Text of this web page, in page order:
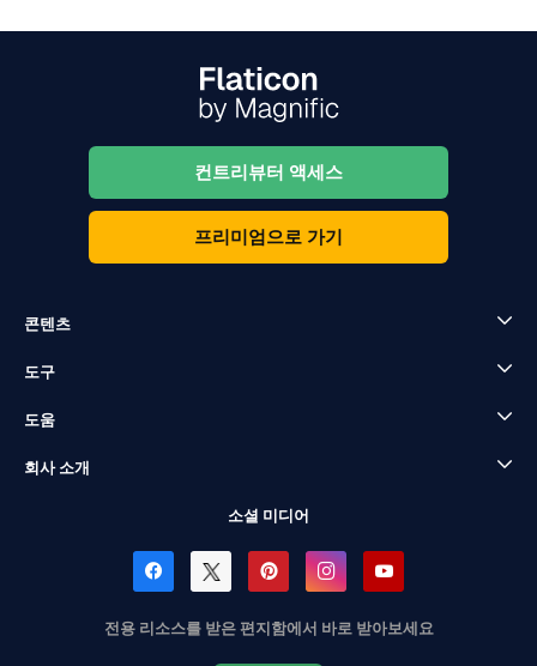
컨트리뷰터 액세스
프리미엄으로 가기
콘텐츠
도구
도움
회사 소개
소셜 미디어
전용 리소스를 받은 편지함에서 바로 받아보세요